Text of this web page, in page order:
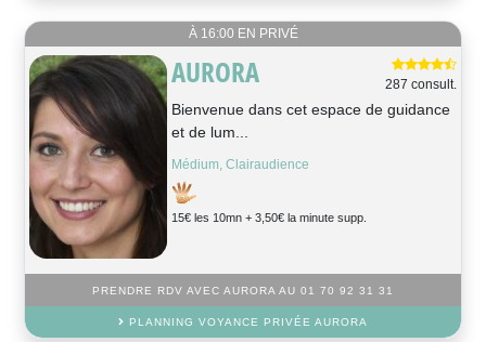
À 16:00 EN PRIVÉ
AURORA 287 consult.
Bienvenue dans cet espace de guidance
et de lum...
Médium, Clairaudience
15€ les 10mn + 3,50€ la minute supp.
PRENDRE RDV AVEC AURORA AU 01 70 92 31 31
PLANNING VOYANCE PRIVÉE AURORA